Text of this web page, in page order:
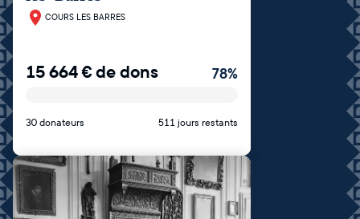
COURS LES BARRES
15 664€de dons 78%
30 donateurs 511 jours restants